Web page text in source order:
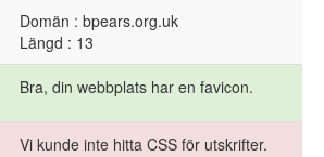
Domän : bpears.org.uk
Längd : 13
Bra, din webbplats har en favicon.
Vi kunde inte hitta CSS för utskrifter.